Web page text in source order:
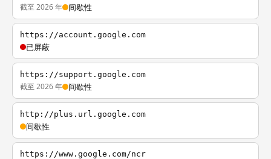
截至 2026 年 间歇性
https://account.google.com
已屏蔽
https://support.google.com
截至 2026 年 间歇性
http://plus.url.google.com
间歇性
https://www.google.com/ncr